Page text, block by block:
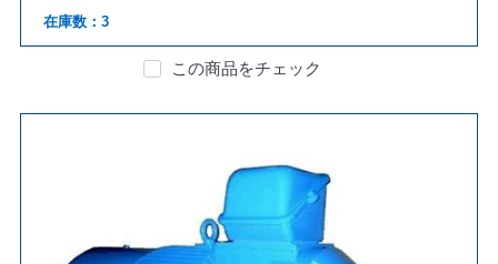
在庫数：3
この商品をチェック